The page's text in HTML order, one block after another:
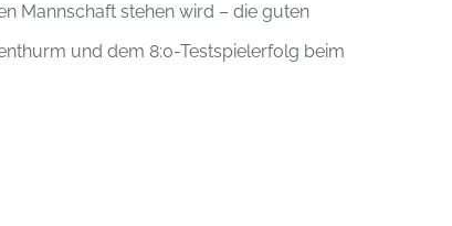
Mannschaft stehen wird – die guten
und dem 8:0-Testspielerfolg beim